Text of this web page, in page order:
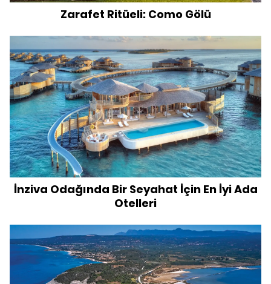
Zarafet Ritüeli: Como Gölü
İnziva Odağında Bir Seyahat İçin En İyi Ada
Otelleri